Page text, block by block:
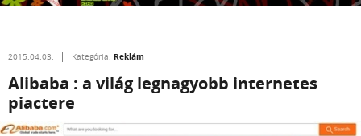
2015.04.03. Kategória: Reklám
Alibaba : a világ legnagyobb internetes
piactere